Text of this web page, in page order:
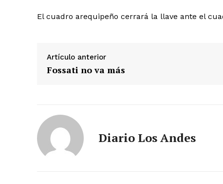
El cuadro arequipeño cerrará la llave ante el
Artículo anterior
Fossati no va más
Diario Los Andes